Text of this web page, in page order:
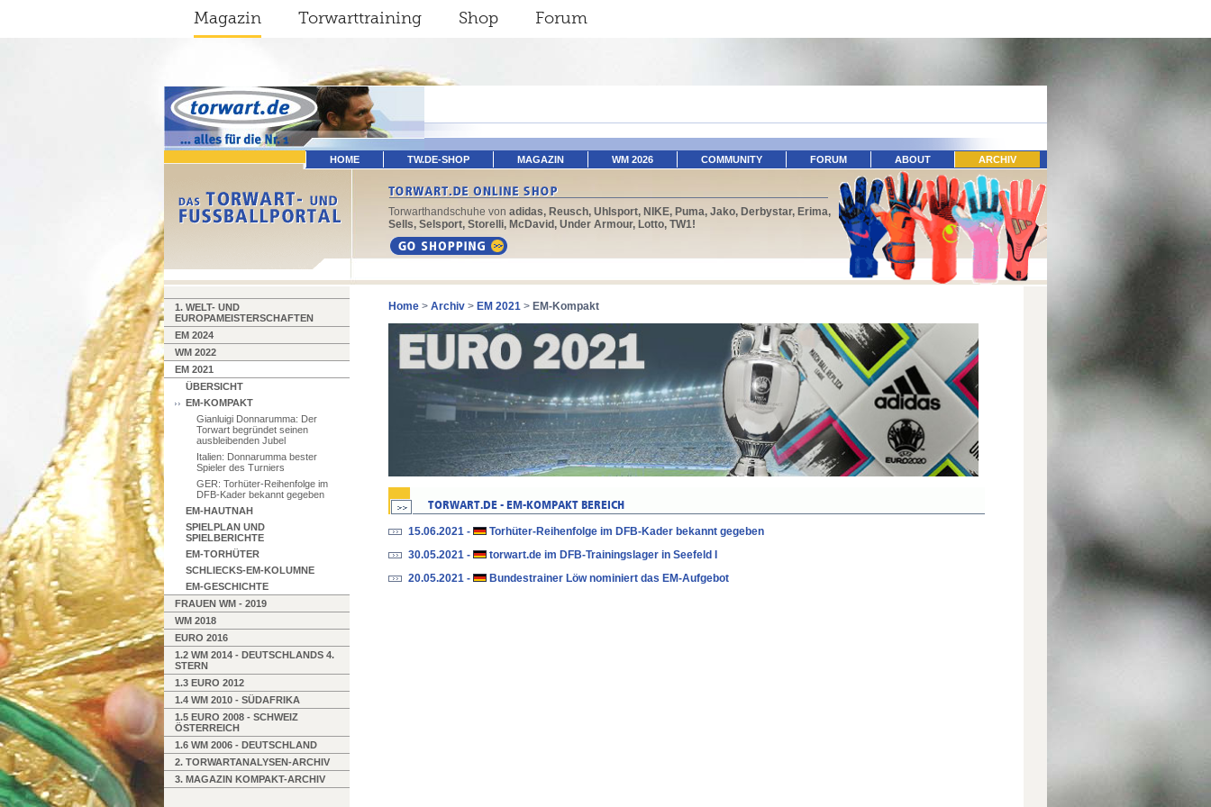
Magazin Torwarttraining Shop Forum
HOME TW.DE-SHOP MAGAZIN WM 2026 COMMUNITY FORUM ABOUT ARCHIV
Torwarthandschuhe von adidas, Reusch, Uhlsport, NIKE, Puma, Jako, Derbystar, Erima,
Sells, Selsport, Storelli, McDavid, Under Armour, Lotto, TW1!
1. WELT- UND
EUROPAMEISTERSCHAFTEN
EM 2024
WM 2022
EM 2021
ÜBERSICHT
EM-KOMPAKT
Gianluigi Donnarumma: Der
Torwart begründet seinen
ausbleibenden Jubel
Italien: Donnarumma bester
Spieler des Turniers
GER: Torhüter-Reihenfolge im
DFB-Kader bekannt gegeben
EM-HAUTNAH
SPIELPLAN UND
SPIELBERICHTE
EM-TORHÜTER
SCHLIECKS-EM-KOLUMNE
EM-GESCHICHTE
FRAUEN WM - 2019
WM 2018
EURO 2016
1.2 WM 2014 - DEUTSCHLANDS 4.
STERN
1.3 EURO 2012
1.4 WM 2010 - SÜDAFRIKA
1.5 EURO 2008 - SCHWEIZ
ÖSTERREICH
1.6 WM 2006 - DEUTSCHLAND
2. TORWARTANALYSEN-ARCHIV
3. MAGAZIN KOMPAKT-ARCHIV
Home > Archiv > EM 2021 > EM-Kompakt
15.06.2021 -
Torhüter-Reihenfolge im DFB-Kader bekannt gegeben
30.05.2021 -
torwart.de im DFB-Trainingslager in Seefeld I
20.05.2021 -
Bundestrainer Löw nominiert das EM-Aufgebot